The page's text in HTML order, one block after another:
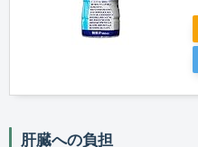
肝臓への負担